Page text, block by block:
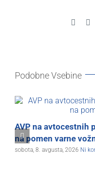
Podobne Vsebine
AVP na avtocestnih
na pomen varne
sobota, 8. avgusta, 2026 Ni